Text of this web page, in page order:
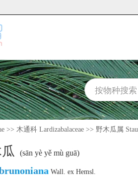
>> 木通科 Lardizabalaceae >> 野木瓜属
(sān yè yě mù guā)
Wall. ex Hemsl.